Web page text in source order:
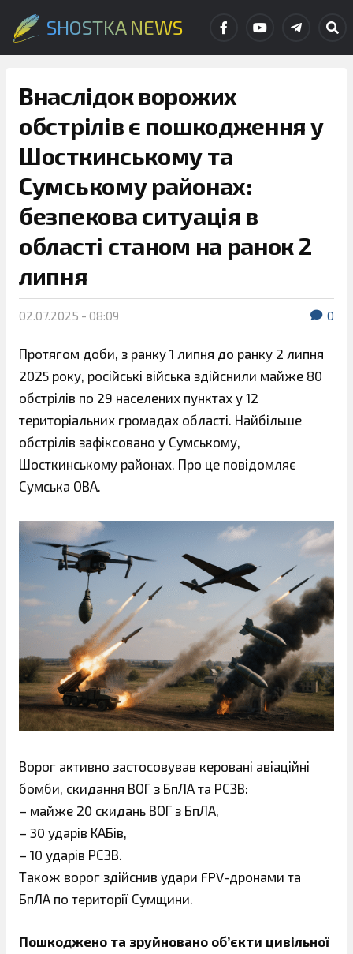
SHOSTKA NEWS
Внаслідок ворожих
обстрілів є пошкодження у
Шосткинському та
Сумському районах:
безпекова ситуація в
області станом на ранок 2
липня
02.07.2025 - 08:09 0
Протягом доби, з ранку 1 липня до ранку 2 липня
2025 року, російські війська здійснили майже 80
обстрілів по 29 населених пунктах у 12
територіальних громадах області. Найбільше
обстрілів зафіксовано у Сумському,
Шосткинському районах. Про це повідомляє
Сумська ОВА.
Ворог активно застосовував керовані авіаційні
бомби, скидання ВОГ з БпЛА та РСЗВ:
– майже 20 скидань ВОГ з БпЛА,
– 30 ударів КАБів,
– 10 ударів РСЗВ.
Також ворог здійснив удари FPV-дронами та
БпЛА по території Сумщини.
Пошкоджено та зруйновано об’єкти цивільної